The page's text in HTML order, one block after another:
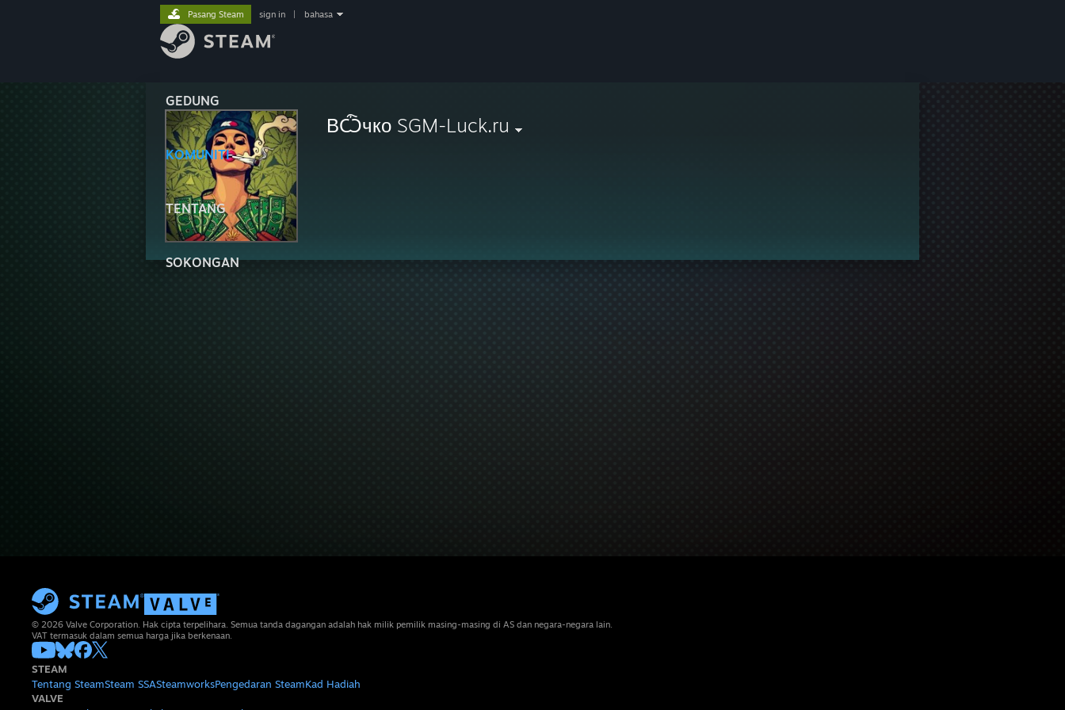
GEDUNG
KOMUNITI
TENTANG
SOKONGAN
Pasang Steam sign in bahasa
ВѼчко SGM-Luck.ru
© 2026 Valve Corporation. Hak cipta terpelihara. Semua tanda dagangan adalah hak milik pemilik masing-masing di AS dan negara-negara lain.
VAT termasuk dalam semua harga jika berkenaan.
STEAM
Tentang SteamSteam SSASteamworksPengedaran SteamKad Hadiah
VALVE